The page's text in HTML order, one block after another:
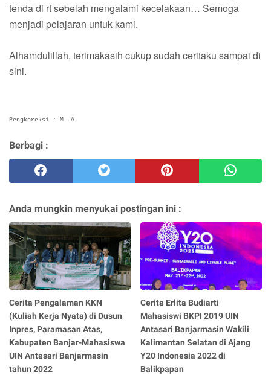
tenda di rt sebelah mengalami kecelakaan… Semoga
menjadi pelajaran untuk kami.
Alhamdulillah, terimakasih cukup sudah ceritaku sampai di
sini.
Pengkoreksi : M. A
Berbagi :
Anda mungkin menyukai postingan ini :
Cerita Pengalaman KKN
(Kuliah Kerja Nyata) di Dusun
Inpres, Paramasan Atas,
Kabupaten Banjar-Mahasiswa
UIN Antasari Banjarmasin
tahun 2022
Cerita Erlita Budiarti
Mahasiswi BKPI 2019 UIN
Antasari Banjarmasin Wakili
Kalimantan Selatan di Ajang
Y20 Indonesia 2022 di
Balikpapan